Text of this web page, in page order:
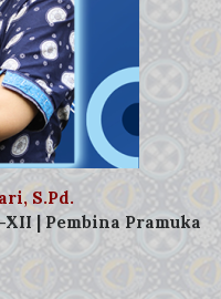
S.Pd.
| Pembina Pramuka